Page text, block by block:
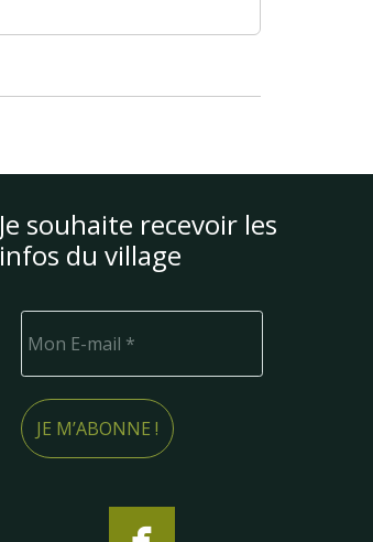
Je souhaite recevoir les
infos du village